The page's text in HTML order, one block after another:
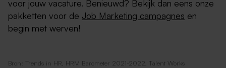
voor jouw vacature. Benieuwd? Bekijk dan eens onze
pakketten voor de Job Marketing campagnes en
begin met werven!
Bron: Trends in HR, HRM Barometer 2021-2022, Talent Works